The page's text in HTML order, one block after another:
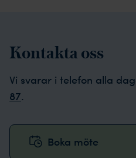
Kontakta oss
Vi svarar i telefon alla
87.
Boka möte